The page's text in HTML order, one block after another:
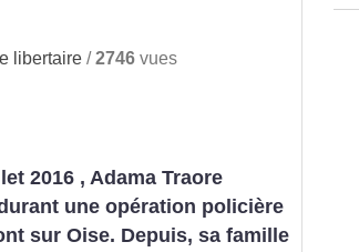
libertaire /2746 vues
2016 , Adama Traore
une opération policière
sur Oise. Depuis, sa famille